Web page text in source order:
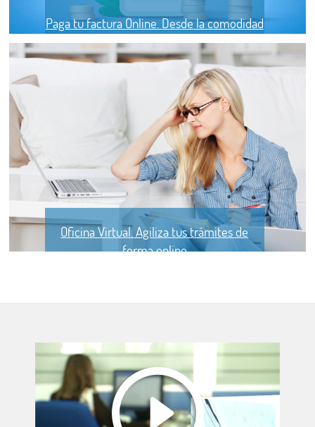
Paga tu factura Online. Desde la comodidad
de tu salón.
Oficina Virtual. Agiliza tus trámites de
forma online